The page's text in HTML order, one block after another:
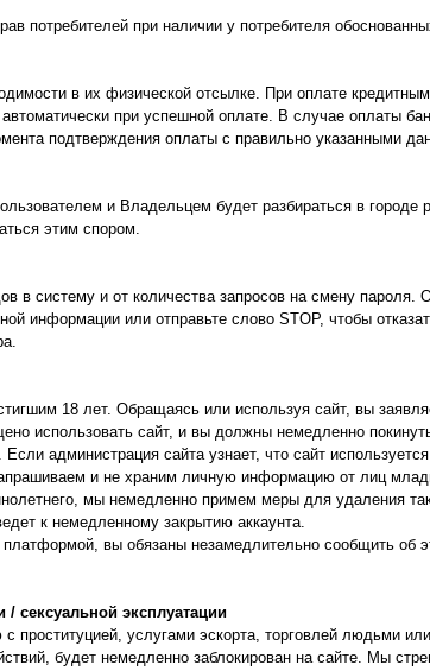
потребителей при наличии у потребителя
в их физической отсылке. При оплате
при успешной оплате. В случае оплаты
подтверждения оплаты с правильно указанными
и Владельцем будет разбираться в городе
этим спором.
в систему и от количества запросов на смену пароля.
информации или отправьте слово STOP, чтобы
18 лет. Обращаясь или используя сайт, вы
использовать сайт, и вы должны немедленно
администрация сайта узнает, что сайт
и не храним личную информацию от лиц
мы немедленно примем меры для удаления
к немедленному закрытию аккаунта.
платформой, вы обязаны незамедлительно сообщить
сексуальной эксплуатации
услугами эскорта, торговлей людьми
будет немедленно заблокирован на сайте. Мы